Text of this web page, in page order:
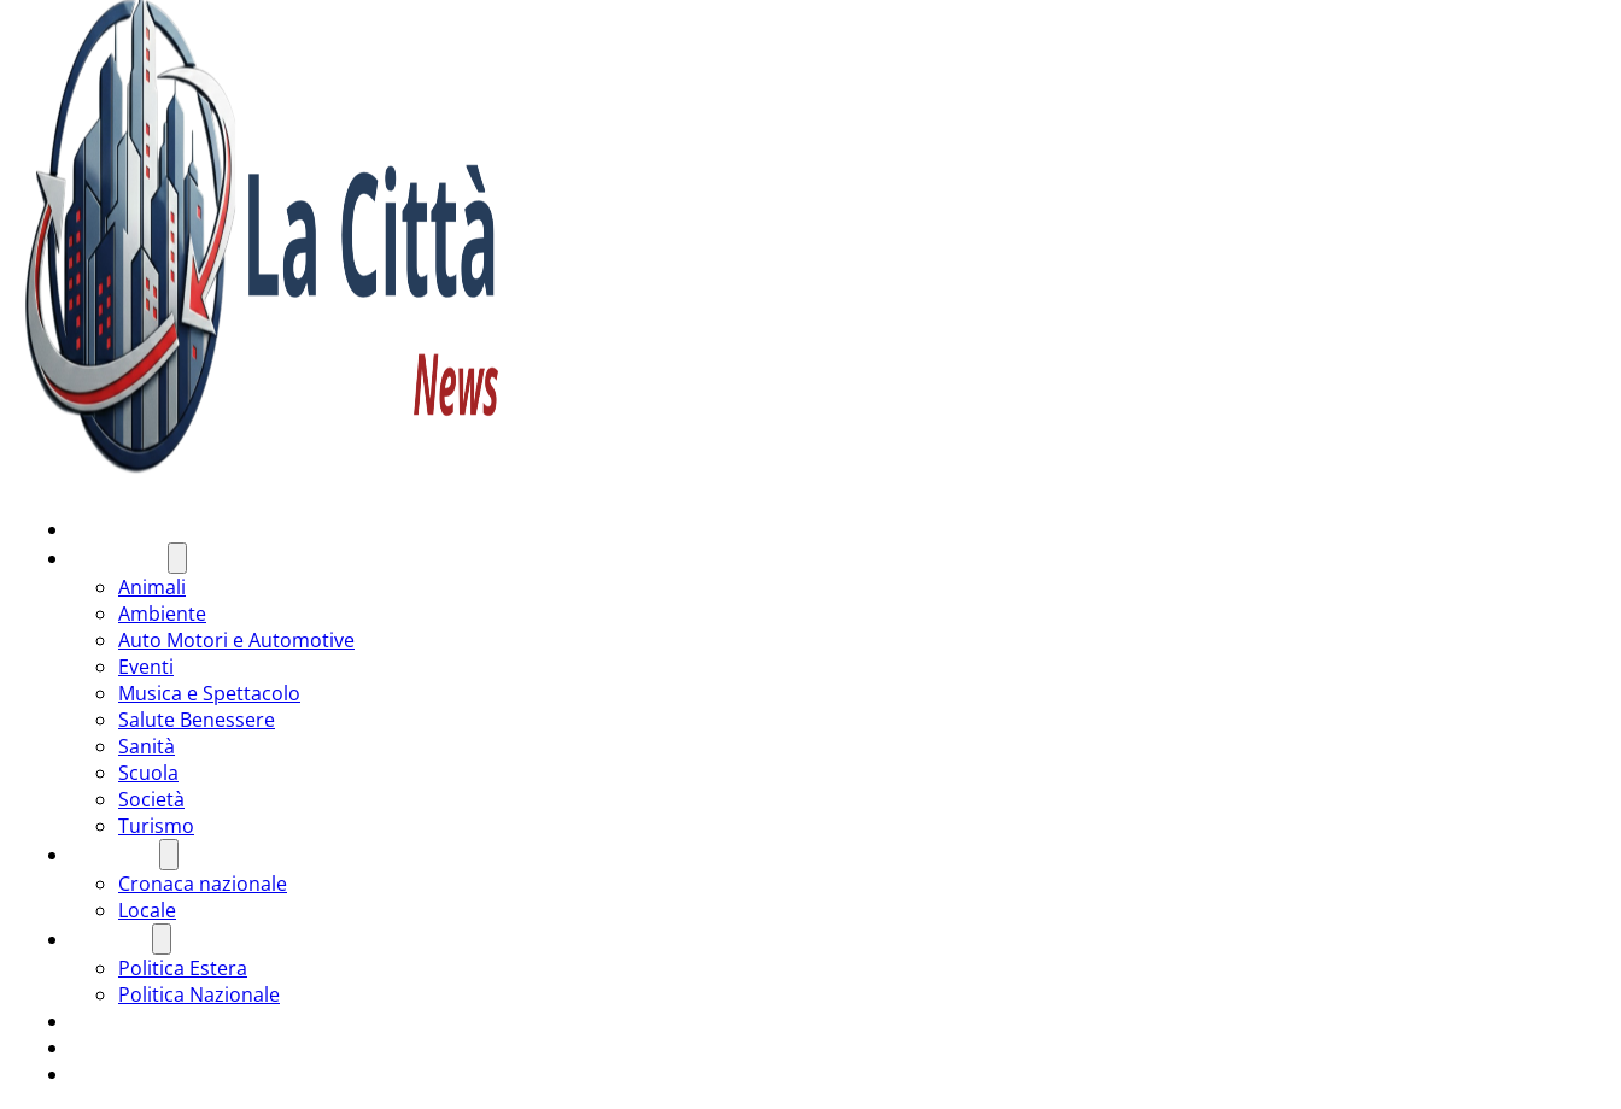
Animali
Ambiente
Auto Motori e Automotive
Eventi
Musica e Spettacolo
Salute Benessere
Sanità
Scuola
Società
Turismo
Cronaca nazionale
Locale
Politica Estera
Politica Nazionale